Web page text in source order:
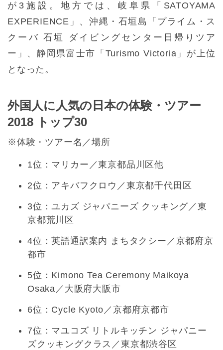
が3施設。地方では、岐阜県「SATOYAMA
EXPERIENCE」、沖縄・石垣島「プライム・ス
クーバ 石垣 ダイビングセンター日帰りツア
ー」、静岡県富士市「Turismo Victoria」が上位
となった。
外国人に人気の日本の体験・ツアー
2018 トップ30
※体験・ツアー名／場所
1位：マリカー／東京都品川区他
2位：アキバフクロウ／東京都千代田区
3位：ユカズ ジャパニーズ クッキング／東
京都荒川区
4位：英語通訳案内 まちタクシー／京都府京
都市
5位：Kimono Tea Ceremony Maikoya
Osaka／大阪府大阪市
6位：Cycle Kyoto／京都府京都市
7位：マユコズ リトルキッチン ジャパニー
ズクッキングクラス／東京都渋谷区